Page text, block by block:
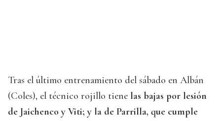
Tras el último entrenamiento del sábado en Albán
(Coles), el técnico rojillo tiene las bajas por lesión
de Jaichenco y Viti; y la de Parrilla, que cumple